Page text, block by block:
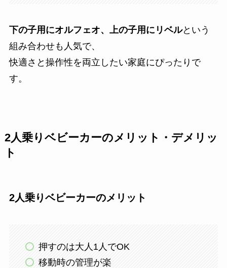
下の子用にオルフェオ、上の子用にリベルという
組み合わせも人気で、
快適さと操作性を両立したい家庭にぴったりで
す。
2人乗りベビーカーのメリット・デメリッ
ト
2人乗りベビーカーのメリット
押すのは大人1人でOK
移動時の管理が楽